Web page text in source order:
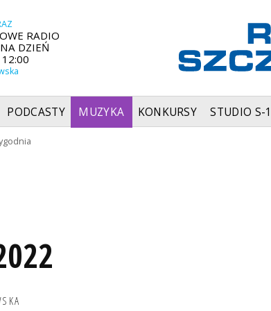
RADIO
DZIEŃ
PODCASTY MUZYKA KONKURSY STUDIO S-1